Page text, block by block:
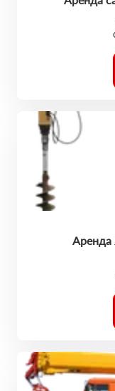
Аренда